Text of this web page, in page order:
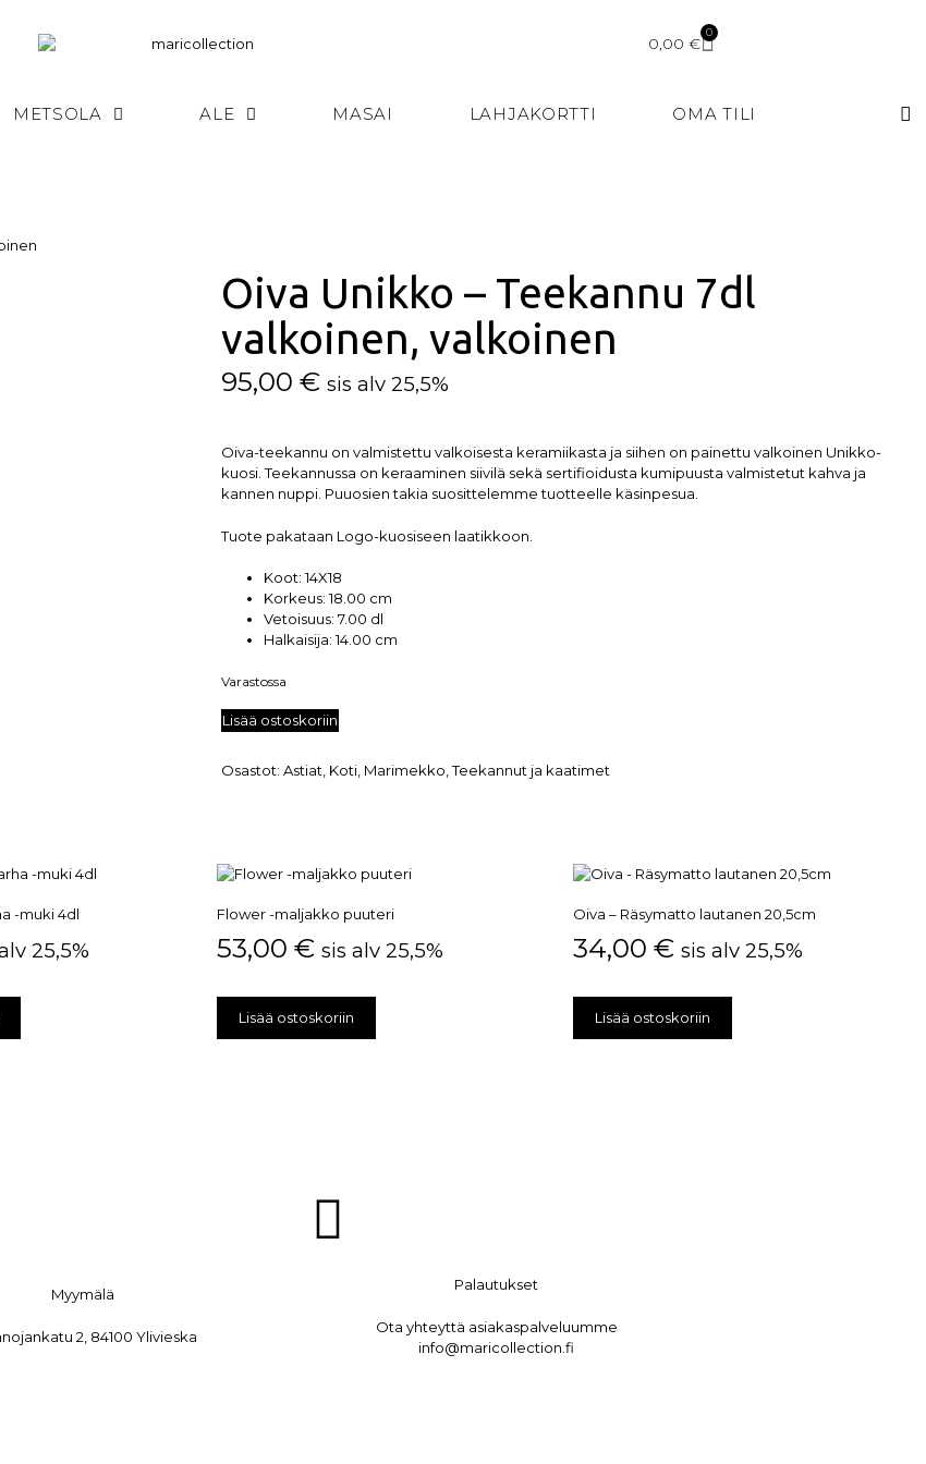
0,00€
0
METSOLA ALE MASAI LAHJAKORTTI OMA TILI
Oiva Unikko – Teekannu 7dl
valkoinen, valkoinen
95,00€ sis alv 25,5%
Oiva-teekannu on valmistettu valkoisesta keramiikasta ja siihen on painettu valkoinen Unikko-
kuosi. Teekannussa on keraaminen siivilä sekä sertifioidusta kumipuusta valmistetut kahva ja
kannen nuppi. Puuosien takia suosittelemme tuotteelle käsinpesua.
Tuote pakataan Logo-kuosiseen laatikkoon.
Koot: 14X18
Korkeus: 18.00 cm
Vetoisuus: 7.00 dl
Halkaisija: 14.00 cm
Varastossa
Lisää ostoskoriin
Osastot:Astiat, Koti, Marimekko,Teekannut ja kaatimet
-muki 4dl
25,5%
Flower -maljakko puuteri
53,00€ sis alv 25,5%
Lisää ostoskoriin
Oiva – Räsymatto lautanen 20,5cm
34,00€ sis alv 25,5%
Lisää ostoskoriin
Myymälä
2, 84100 Ylivieska
Palautukset
Ota yhteyttä asiakaspalveluumme
info@maricollection.fi